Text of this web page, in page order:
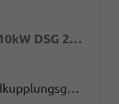
Selection 1.5 eTSI mHEV 150PS/110kW DSG 2026
Doppelkupplungsgetriebe (DSG)